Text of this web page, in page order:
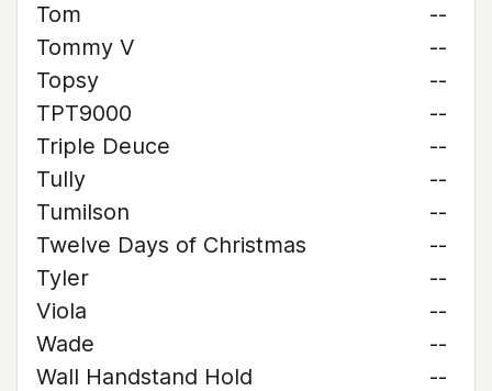
Tom
--
Tommy V
--
Topsy
--
TPT9000
--
Triple Deuce
--
Tully
--
Tumilson
--
Twelve Days of Christmas
--
Tyler
--
Viola
--
Wade
--
Wall Handstand Hold
--